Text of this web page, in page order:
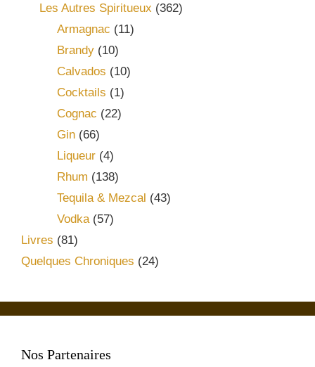
Les Autres Spiritueux (362)
Armagnac (11)
Brandy (10)
Calvados (10)
Cocktails (1)
Cognac (22)
Gin (66)
Liqueur (4)
Rhum (138)
Tequila & Mezcal (43)
Vodka(57)
Livres (81)
Quelques Chroniques (24)
Nos Partenaires